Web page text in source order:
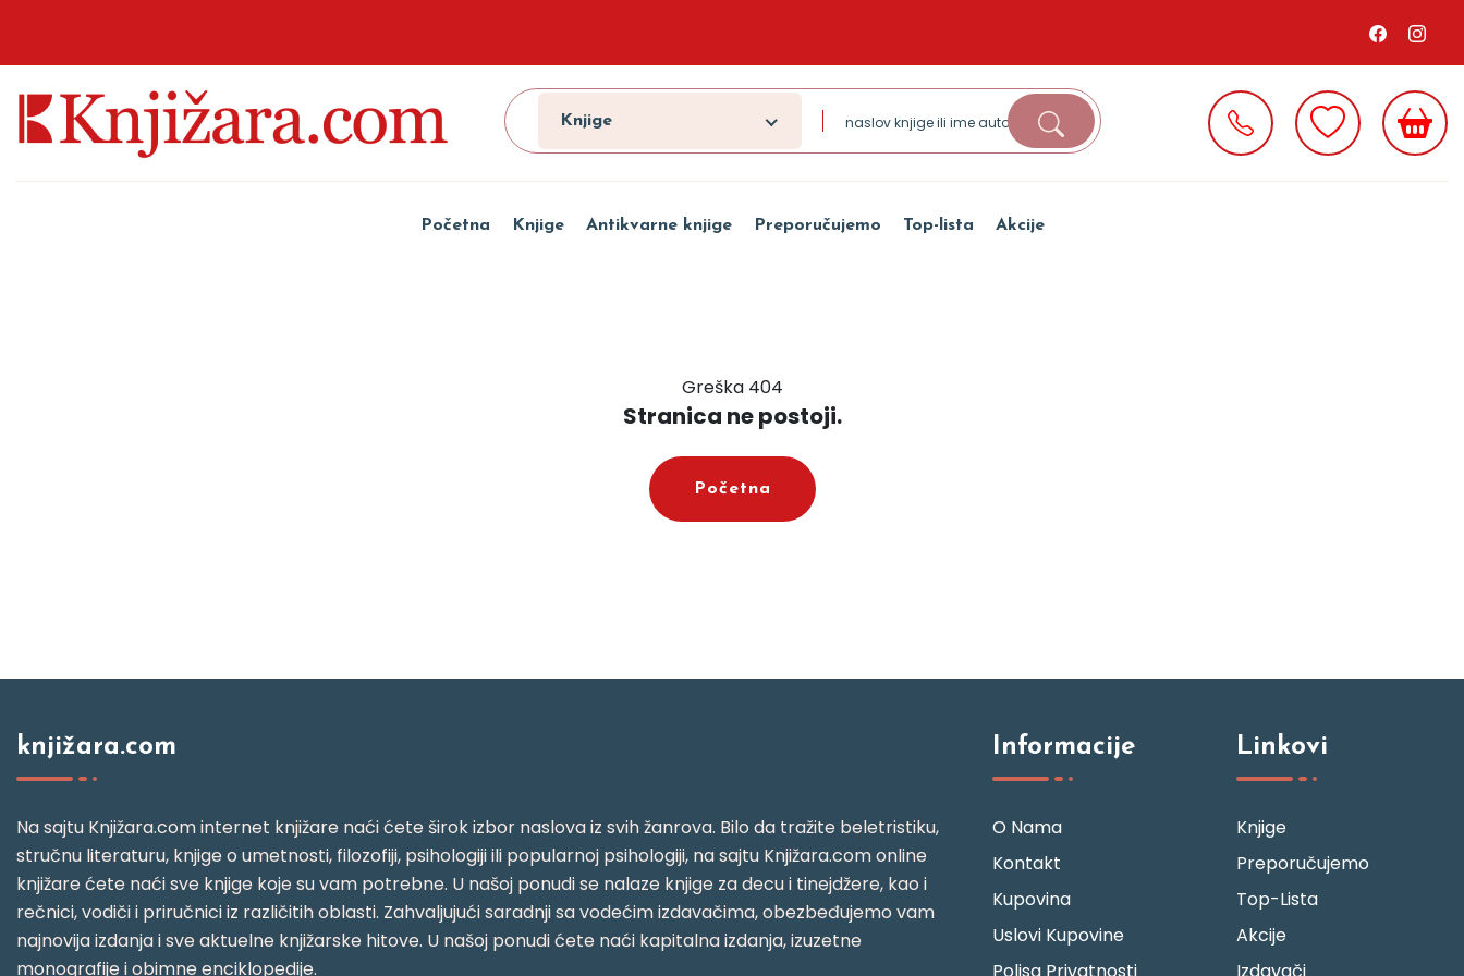
Knjige
Početna Knjige Antikvarne knjige Preporučujemo Top-lista Akcije
Greška 404
Stranica ne postoji.
Početna
knjižara.com
Na sajtu Knjižara.com internet knjižare naći ćete širok izbor naslova iz svih žanrova. Bilo da tražite beletristiku,
stručnu literaturu, knjige o umetnosti, filozofiji, psihologiji ili popularnoj psihologiji, na sajtu Knjižara.com online
knjižare ćete naći sve knjige koje su vam potrebne. U našoj ponudi se nalaze knjige za decu i tinejdžere, kao i
rečnici, vodiči i priručnici iz različitih oblasti. Zahvaljujući saradnji sa vodećim izdavačima, obezbeđujemo vam
najnovija izdanja i sve aktuelne knjižarske hitove. U našoj ponudi ćete naći kapitalna izdanja, izuzetne
monografije i obimne enciklopedije.
Informacije
O Nama
Kontakt
Kupovina
Uslovi Kupovine
Linkovi
Knjige
Preporučujemo
Top-Lista
Akcije